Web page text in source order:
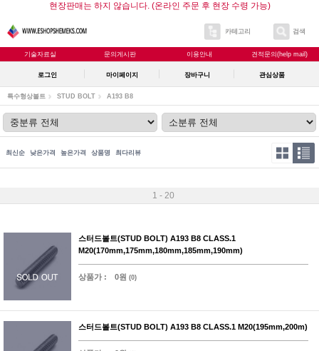
현장판매는 하지 않습니다. (온라인 주문 후 현장 수령 가능)
카테고리 검색
기술자료실 문의게시판 이용안내 견적문의(help mail)
로그인 마이페이지 장바구니 관심상품
특수형상볼트 STUD BOLT A193 B8
최신순 낮은가격 높은가격 상품명 최다리뷰
1 - 20
스터드볼트(STUD BOLT) A193 B8 CLASS.1
M20(170mm,175mm,180mm,185mm,190mm)
상품가 : 0원 (0)
스터드볼트(STUD BOLT) A193 B8 CLASS.1 M20(195mm,200m)